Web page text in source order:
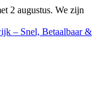
2 augustus. We zijn